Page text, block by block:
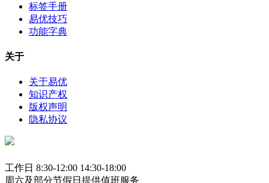
标签手册
易优技巧
功能字典
关于
关于易优
知识产权
版权声明
隐私协议
工作日 8:30-12:00 14:30-18:00
周六及部分节假日提供值班服务